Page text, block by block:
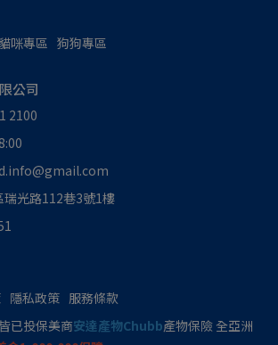
貓咪專區 狗狗專區
公司
2100
光路112巷3號1樓
隱私政策 服務條款
已投保美商安達產物Chubb產物保險 全亞洲